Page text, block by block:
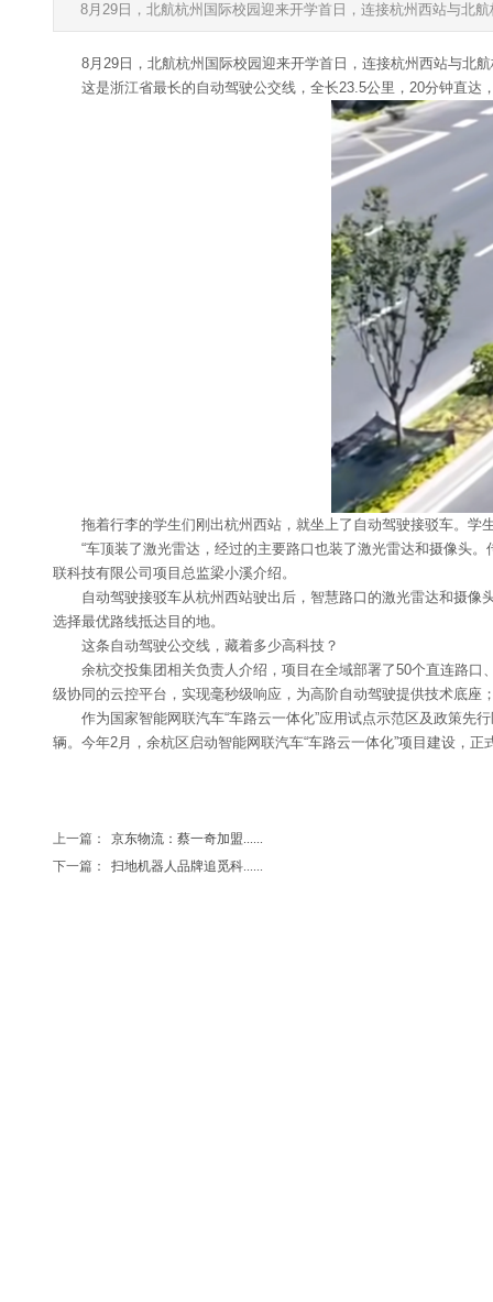
8月29日，北航杭州国际校园迎来开学首日，连接杭州西站与北
8月29日，北航杭州国际校园迎来开学首日，连接杭州西站与北
这是浙江省最长的自动驾驶公交线，全长23.5公里，20分钟直达
拖着行李的学生们刚出杭州西站，就坐上了自动驾驶接驳车。学生
“车顶装了激光雷达，经过的主要路口也装了激光雷达和摄像头。
联科技有限公司项目总监梁小溪介绍。
自动驾驶接驳车从杭州西站驶出后，智慧路口的激光雷达和摄像头
选择最优路线抵达目的地。
这条自动驾驶公交线，藏着多少高科技？
余杭交投集团相关负责人介绍，项目在全域部署了50个直连路口
级协同的云控平台，实现毫秒级响应，为高阶自动驾驶提供技术底
作为国家智能网联汽车“车路云一体化”应用试点示范区及政策先
辆。今年2月，余杭区启动智能网联汽车“车路云一体化”项目建设，
上一篇：
京东物流：蔡一奇加盟......
下一篇：
扫地机器人品牌追觅科......